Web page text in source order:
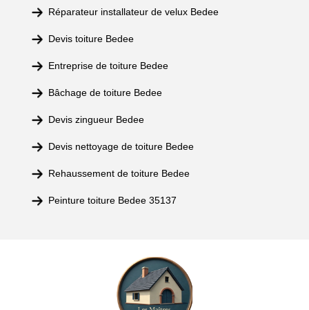
Réparateur installateur de velux Bedee
Devis toiture Bedee
Entreprise de toiture Bedee
Bâchage de toiture Bedee
Devis zingueur Bedee
Devis nettoyage de toiture Bedee
Rehaussement de toiture Bedee
Peinture toiture Bedee 35137